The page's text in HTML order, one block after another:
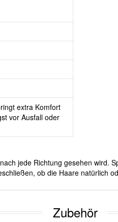
extra Komfort
vor Ausfall oder
jede Richtung gesehen wird.
ob die Haare natürlich
Zubehör